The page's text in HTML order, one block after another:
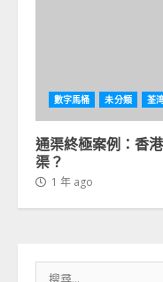
數字馬桶 未分類 荃
通渠終極案例：香
渠？
1 年 ago